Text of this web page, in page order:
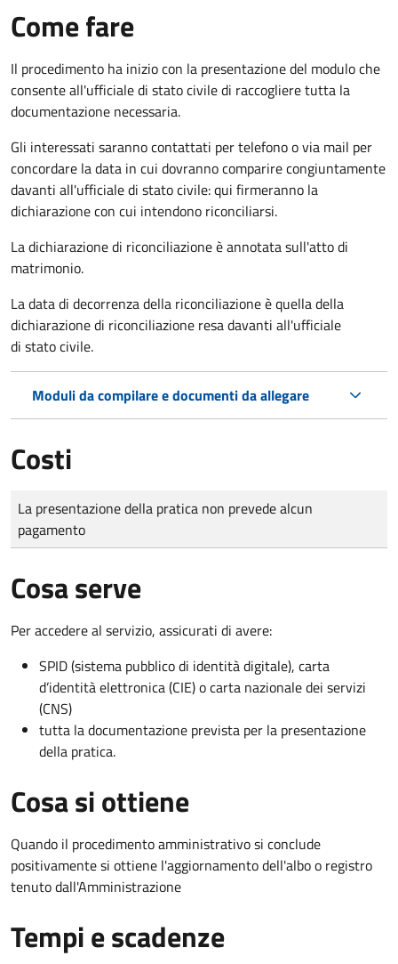
Come fare
Il procedimento ha inizio con la presentazione del modulo che
consente all'ufficiale di stato civile di raccogliere tutta la
documentazione necessaria.
Gli interessati saranno contattati per telefono o via mail per
concordare la data in cui dovranno comparire congiuntamente
davanti all'ufficiale di stato civile: qui firmeranno la
dichiarazione con cui intendono riconciliarsi.
La dichiarazione di riconciliazione è annotata sull'atto di
matrimonio.
La data di decorrenza della riconciliazione è quella della
dichiarazione di riconciliazione resa davanti all'ufficiale
di stato civile.
Moduli da compilare e documenti da allegare
Costi
Tipo di pagamento
Importo
La presentazione della pratica non prevede alcun
pagamento
Cosa serve
Per accedere al servizio, assicurati di avere:
SPID (sistema pubblico di identità digitale), carta
d’identità elettronica (CIE) o carta nazionale dei servizi
(CNS)
tutta la documentazione prevista per la presentazione
della pratica.
Cosa si ottiene
Quando il procedimento amministrativo si conclude
positivamente si ottiene l'aggiornamento dell'albo o registro
tenuto dall'Amministrazione
Tempi e scadenze